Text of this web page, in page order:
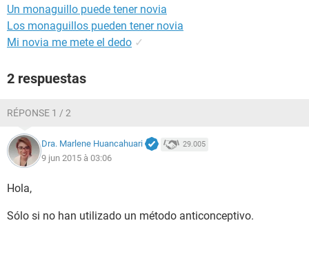
Un monaguillo puede tener novia
Los monaguillos pueden tener novia
Mi novia me mete el dedo ✓
2 respuestas
RÉPONSE 1 / 2
Dra. Marlene Huancahuari 29.005
9 jun 2015 à 03:06
Hola,
Sólo si no han utilizado un método anticonceptivo.